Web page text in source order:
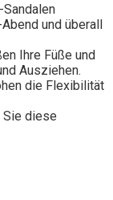
und überall
Ihre Füße und
Ausziehen.
die Flexibilität
Sie diese